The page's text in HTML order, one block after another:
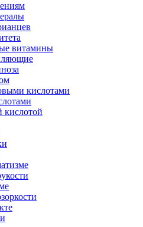
витамины
кислотами
кислотой